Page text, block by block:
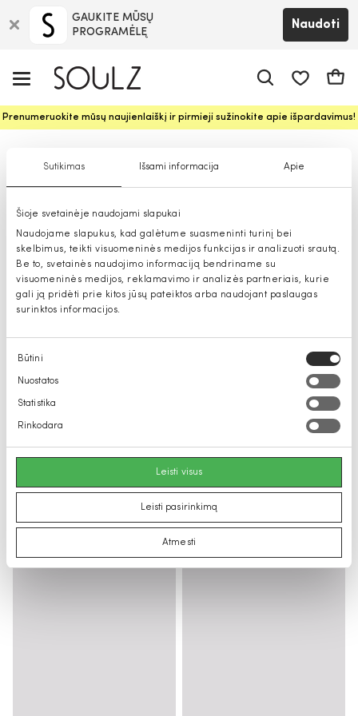
Sutikimas Išsami informacija Apie
Šioje svetainėje naudojami slapukai
Naudojame slapukus, kad galėtume suasmeninti turinį bei
skelbimus, teikti visuomeninės medijos funkcijas ir analizuoti srautą.
Be to, svetainės naudojimo informaciją bendriname su
visuomeninės medijos, reklamavimo ir analizės partneriais, kurie
gali ją pridėti prie kitos jūsų pateiktos arba naudojant paslaugas
surinktos informacijos.
Sutikimo
pasirinkimas
Būtini
Nuostatos
Statistika
Rinkodara
Leisti visus
Leisti pasirinkimą
Atmesti
GAUKITE MŪSŲ
PROGRAMĖLĘ
Naudoti
Prenumeruokite mūsų naujienlaiškį ir pirmieji sužinokite apie išpardavimus!
Vyriškos striukės